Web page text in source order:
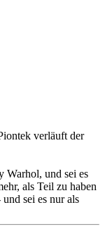
verläuft der
Warhol, und sei es
als Teil zu haben
sei es nur als